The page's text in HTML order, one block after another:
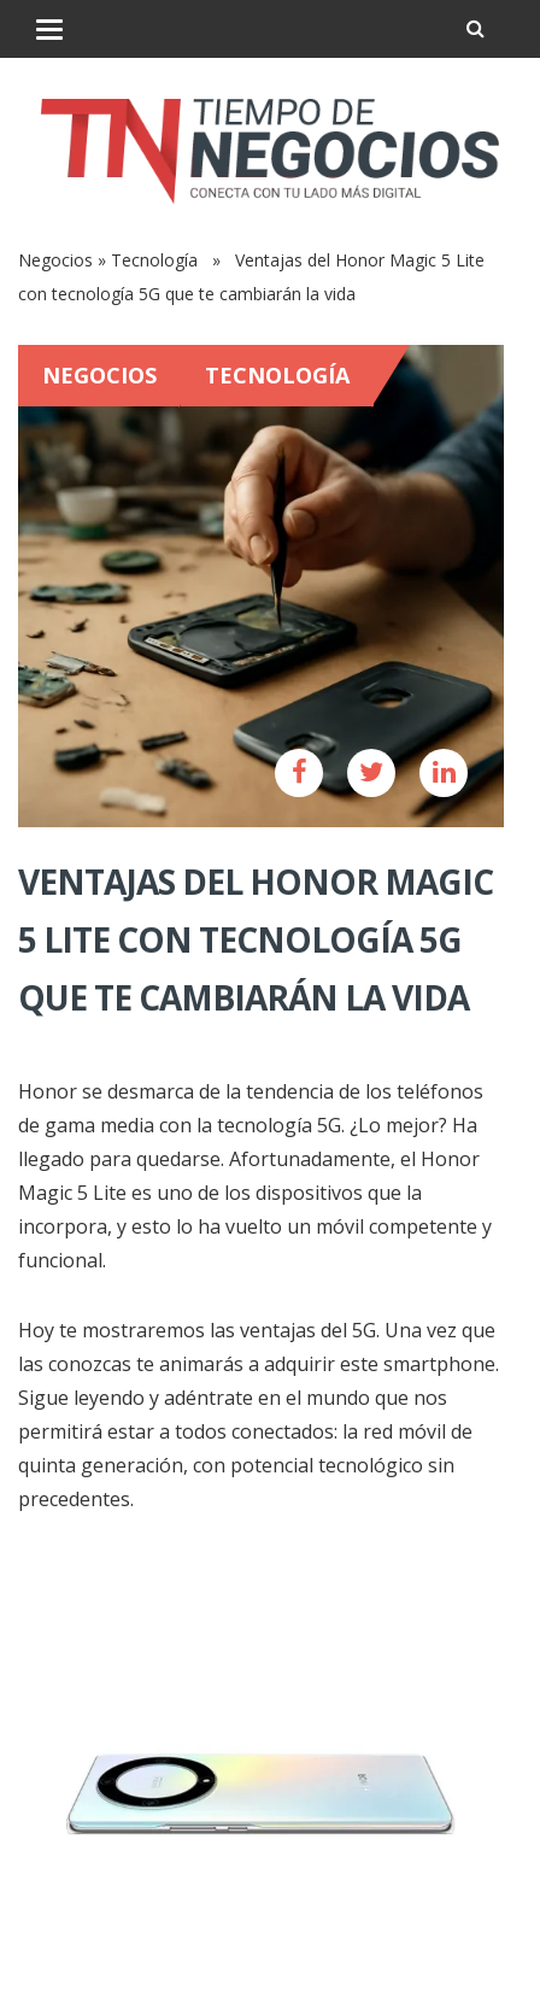
Negocios » Tecnología » Ventajas del Honor Magic 5 Lite
con tecnología 5G que te cambiarán la vida
NEGOCIOS TECNOLOGÍA
VENTAJAS DEL HONOR MAGIC
5 LITE CON TECNOLOGÍA 5G
QUE TE CAMBIARÁN LA VIDA
Honor se desmarca de la tendencia de los teléfonos
de gama media con la tecnología 5G. ¿Lo mejor? Ha
llegado para quedarse. Afortunadamente, el Honor
Magic 5 Lite es uno de los dispositivos que la
incorpora, y esto lo ha vuelto un móvil competente y
funcional.
Hoy te mostraremos las ventajas del 5G. Una vez que
las conozcas te animarás a adquirir este smartphone.
Sigue leyendo y adéntrate en el mundo que nos
permitirá estar a todos conectados: la red móvil de
quinta generación, con potencial tecnológico sin
precedentes.